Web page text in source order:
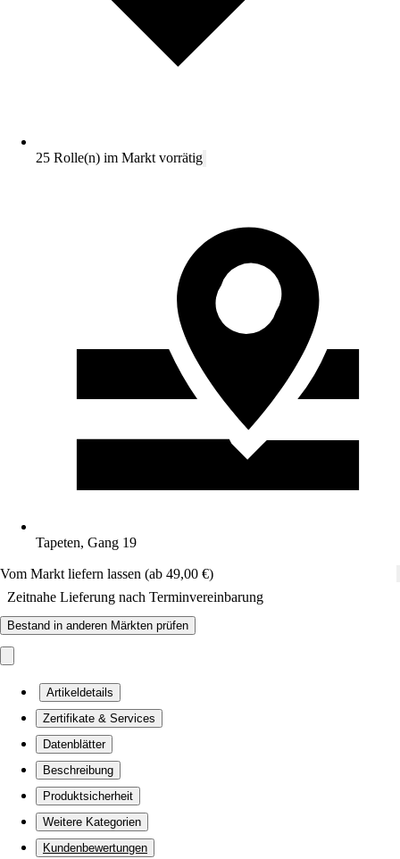
25 Rolle(n) im Markt vorrätig
Tapeten, Gang 19
Vom Markt liefern lassen (ab 49,00 €)
Zeitnahe Lieferung nach Terminvereinbarung
Bestand in anderen Märkten prüfen
Artikeldetails
Zertifikate & Services
Datenblätter
Beschreibung
Produktsicherheit
Weitere Kategorien
Kundenbewertungen